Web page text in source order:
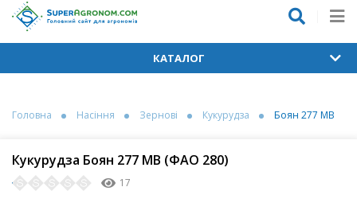
КАТАЛОГ
Головна Насіння Зернові Кукурудза Боян 277 МВ
Кукурудза Боян 277 МВ (ФАО 280)
17